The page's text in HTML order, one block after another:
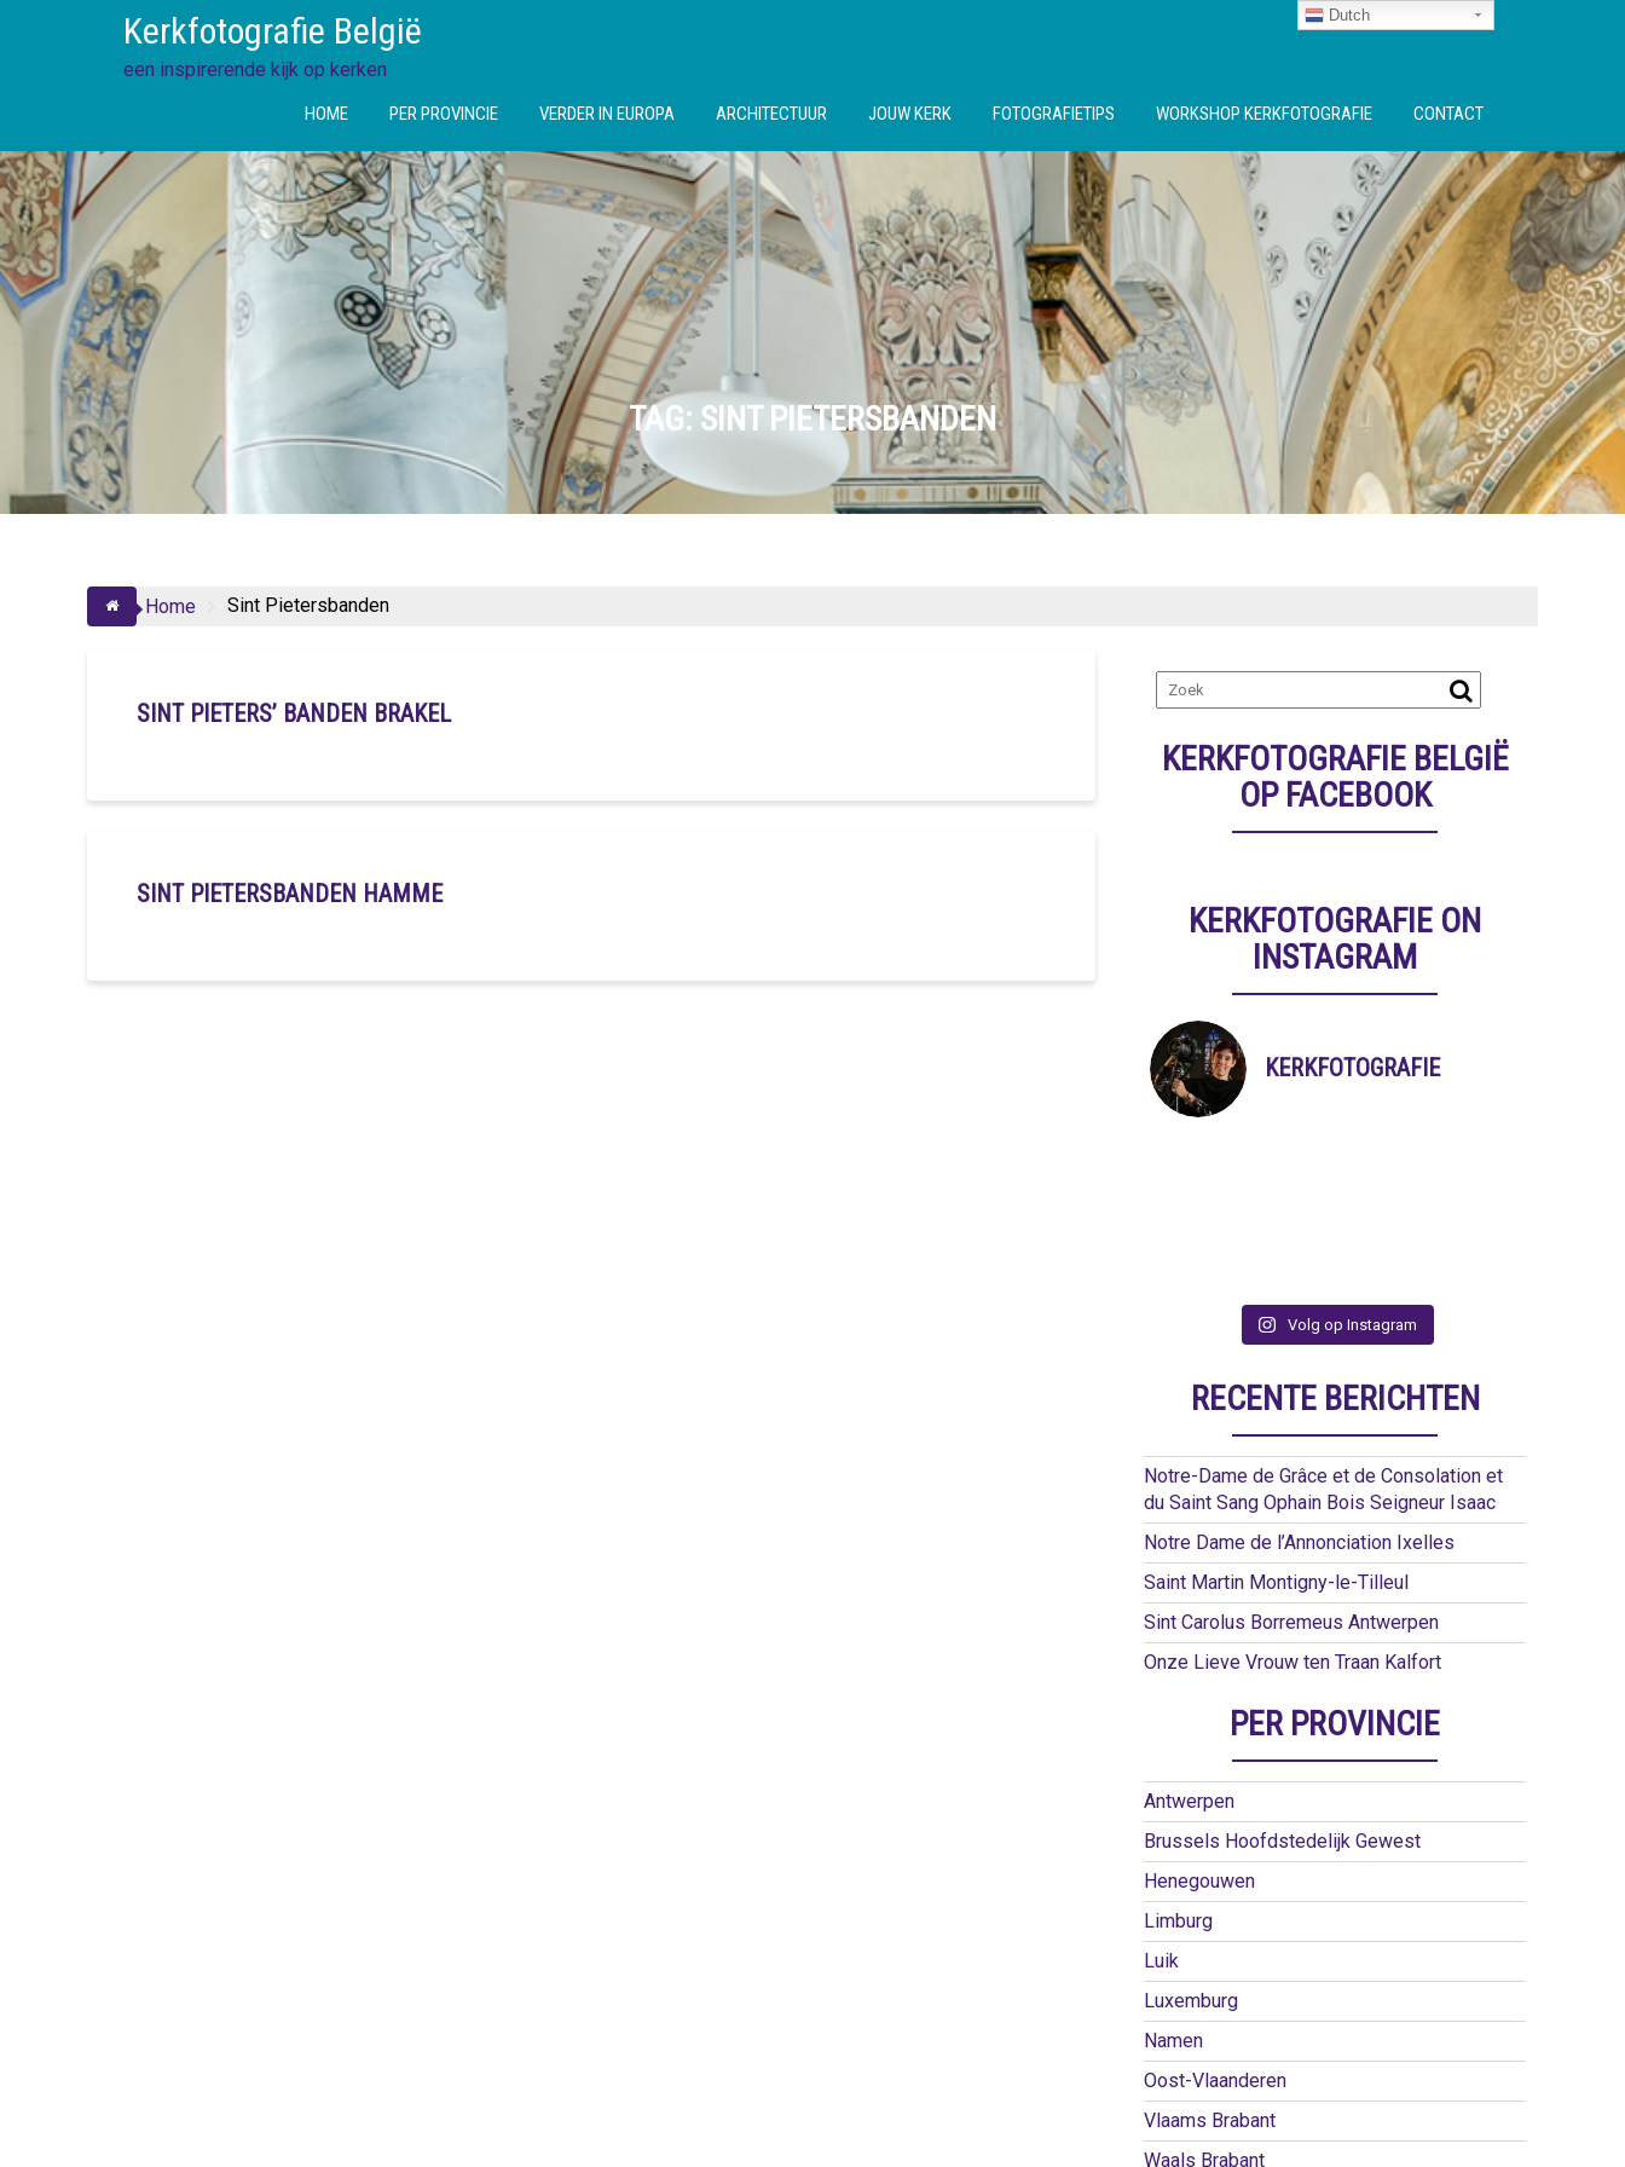
Kerkfotografie België
een inspirerende kijk op kerken
HOME PER PROVINCIE VERDER IN EUROPA ARCHITECTUUR JOUW KERK FOTOGRAFIETIPS WORKSHOP KERKFOTOGRAFIE CONTACT
TAG: SINT PIETERSBANDEN
Home Sint Pietersbanden
SINT PIETERS’ BANDEN BRAKEL
SINT PIETERSBANDEN HAMME
KERKFOTOGRAFIE BELGIË
OP FACEBOOK
KERKFOTOGRAFIE ON
INSTAGRAM
KERKFOTOGRAFIE
Volg op Instagram
RECENTE BERICHTEN
Notre-Dame de Grâce et de Consolation et
du Saint Sang Ophain Bois Seigneur Isaac
Notre Dame de l’Annonciation Ixelles
Saint Martin Montigny-le-Tilleul
Sint Carolus Borremeus Antwerpen
Onze Lieve Vrouw ten Traan Kalfort
PER PROVINCIE
Antwerpen
Brussels Hoofdstedelijk Gewest
Henegouwen
Limburg
Luik
Luxemburg
Namen
Oost-Vlaanderen
Vlaams Brabant
Waals Brabant
Dutch